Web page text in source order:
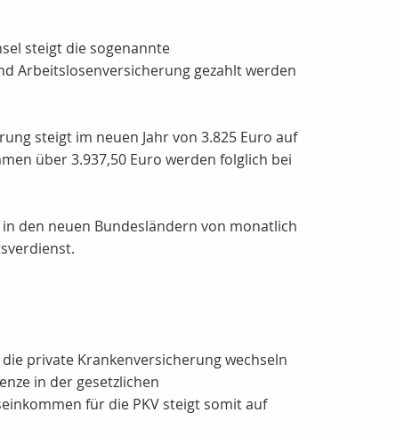
steigt die sogenannte
Arbeitslosenversicherung gezahlt werden
steigt im neuen Jahr von 3.825 Euro auf
über 3.937,50 Euro werden folglich bei
den neuen Bundesländern von monatlich
private Krankenversicherung wechseln
in der gesetzlichen
für die PKV steigt somit auf